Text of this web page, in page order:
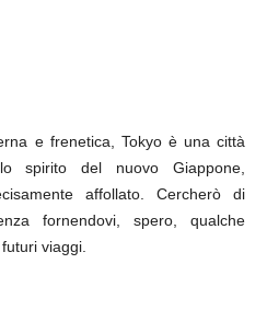
e frenetica, Tokyo è una città
spirito del nuovo Giappone,
affollato. Cercherò di
fornendovi, spero, qualche
viaggi.